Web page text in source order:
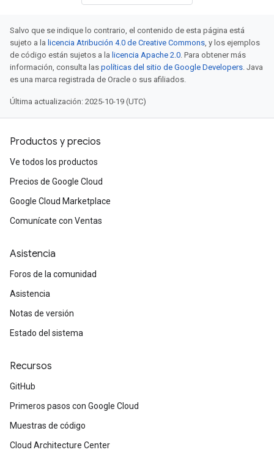
Salvo que se indique lo contrario, el contenido de esta página está
sujeto a la licencia Atribución 4.0 de Creative Commons, y los ejemplos
de código están sujetos a la licencia Apache 2.0. Para obtener más
información, consulta las políticas del sitio de Google Developers. Java
es una marca registrada de Oracle o sus afiliados.
Última actualización: 2025-10-19 (UTC)
Productos y precios
Ve todos los productos
Precios de Google Cloud
Google Cloud Marketplace
Comunícate con Ventas
Asistencia
Foros de la comunidad
Asistencia
Notas de versión
Estado del sistema
Recursos
GitHub
Primeros pasos con Google Cloud
Muestras de código
Cloud Architecture Center